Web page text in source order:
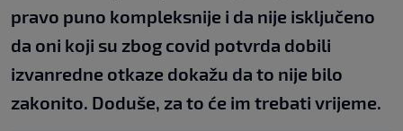
pravo puno kompleksnije i da nije isključeno
da oni koji su zbog covid potvrda dobili
izvanredne otkaze dokažu da to nije bilo
zakonito. Doduše, za to će im trebati vrijeme.